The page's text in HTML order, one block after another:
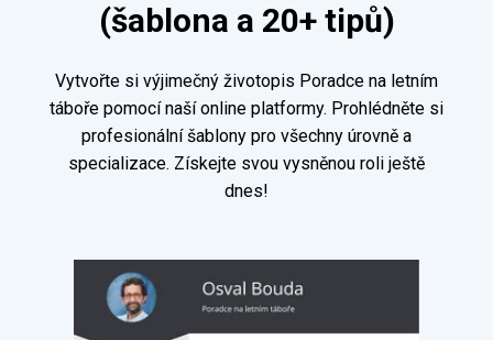
(šablona a 20+ tipů)
Vytvořte si výjimečný životopis Poradce na letním
táboře pomocí naší online platformy. Prohlédněte si
profesionální šablony pro všechny úrovně a
specializace. Získejte svou vysněnou roli ještě
dnes!